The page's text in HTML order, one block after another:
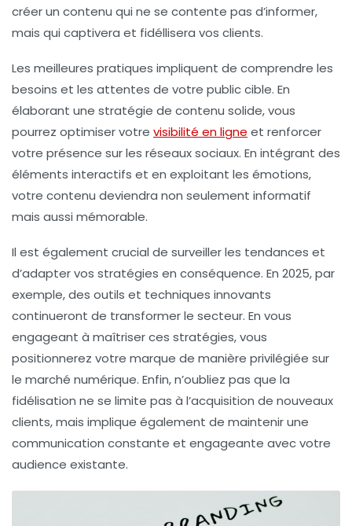
créer un contenu qui ne se contente pas d’informer,
mais qui captivera et fidéllisera vos clients.
Les meilleures pratiques impliquent de comprendre les
besoins et les attentes de votre public cible. En
élaborant une stratégie de contenu solide, vous
pourrez optimiser votre visibilité en ligne et renforcer
votre présence sur les réseaux sociaux. En intégrant des
éléments interactifs et en exploitant les émotions,
votre contenu deviendra non seulement informatif
mais aussi mémorable.
Il est également crucial de surveiller les tendances et
d’adapter vos stratégies en conséquence. En 2025, par
exemple, des outils et techniques innovants
continueront de transformer le secteur. En vous
engageant à maîtriser ces stratégies, vous
positionnerez votre marque de manière privilégiée sur
le marché numérique. Enfin, n’oubliez pas que la
fidélisation ne se limite pas à l’acquisition de nouveaux
clients, mais implique également de maintenir une
communication constante et engageante avec votre
audience existante.